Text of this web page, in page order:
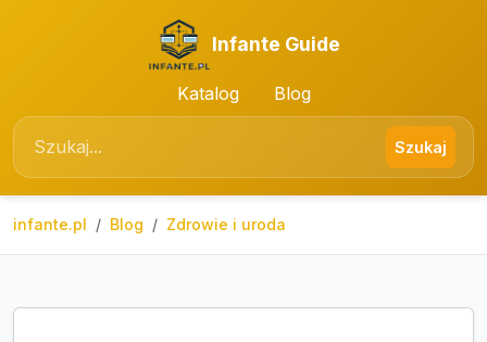
Infante Guide
Katalog Blog
Szukaj
infante.pl Blog Zdrowie i uroda